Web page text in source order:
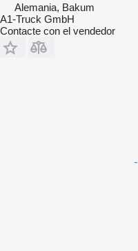
Alemania, Bakum
A1-Truck GmbH
Contacte con el vendedor